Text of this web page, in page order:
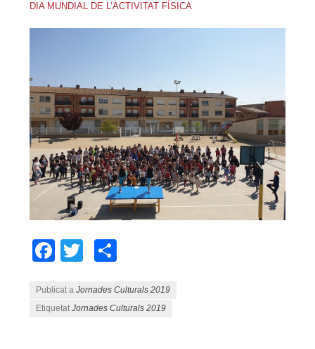
DIA MUNDIAL DE L’ACTIVITAT FÍSICA
Facebook
Twitter
Publicat aJornades Culturals 2019
EtiquetatJornades Culturals 2019